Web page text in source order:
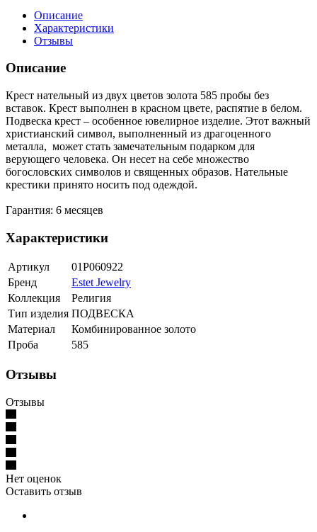
Описание
Характеристики
Отзывы
Описание
Крест нательный из двух цветов золота 585 пробы без
вставок. Крест выполнен в красном цвете, распятие в белом.
Подвеска крест – особенное ювелирное изделие. Этот важный
христианский символ, выполненный из драгоценного
металла, может стать замечательным подарком для
верующего человека. Он несет на себе множество
богословских символов и священных образов. Нательные
крестики принято носить под одеждой.
Гарантия: 6 месяцев
Характеристики
Артикул
01Р060922
Бренд
Estet Jewelry
Коллекция
Религия
Тип изделия ПОДВЕСКА
Материал
Комбинированное золото
Проба
585
Отзывы
Отзывы
Нет оценок
Оставить отзыв